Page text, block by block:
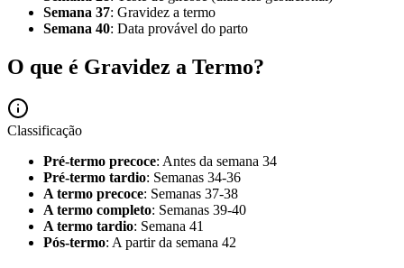
Semana 37: Gravidez a termo
Semana 40: Data provável do parto
O que é Gravidez a Termo?
Classificação
Pré-termo precoce: Antes da semana 34
Pré-termo tardio: Semanas 34-36
A termo precoce: Semanas 37-38
A termo completo: Semanas 39-40
A termo tardio: Semana 41
Pós-termo: A partir da semana 42